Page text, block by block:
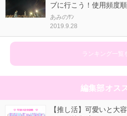
ブに行こう！使用頻度
あみのｻﾝ
2019.9.28
ランキング一覧
編集部オス
【推し活】可愛いと大